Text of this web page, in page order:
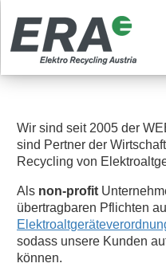
Wir sind seit 2005 der
sind Pertner der
Recycling von
Als non-profit
übertragbaren Pflichten
sodass unsere Kunden
können.